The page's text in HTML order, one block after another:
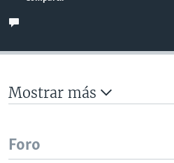
FORO [RADIO]
NOTA ECONÓMICA
SÍGANOS
Idiomas
Mostrar más
Foro